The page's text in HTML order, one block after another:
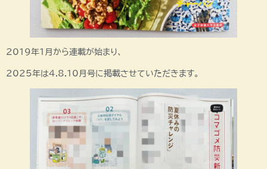
2019年1月から連載が始まり、
2025年は4.8.10月号に掲載させていただきます。